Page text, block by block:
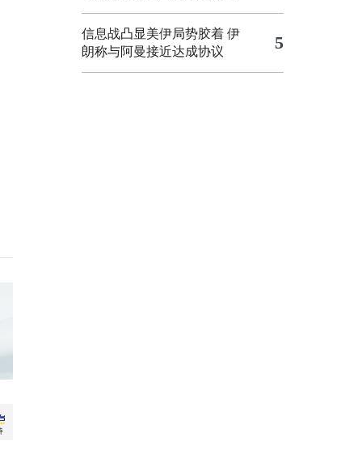
信息战凸显美伊局势胶着 伊
朗称与阿曼接近达成协议
5